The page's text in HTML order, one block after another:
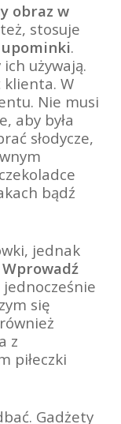
obraz w
stosuje
.
używają.
klienta. W
Nie musi
aby była
słodycze,
bądź
jednak
Wprowadź
się
z
piłeczki
Gadżety